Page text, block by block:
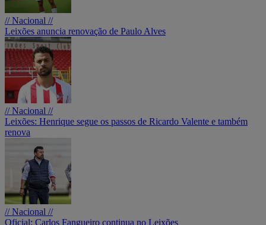
// Nacional //
Leixões anuncia renovação de Paulo Alves
// Nacional //
Leixões: Henrique segue os passos de Ricardo Valente e também
renova
// Nacional //
Oficial: Carlos Fangueiro continua no Leixões